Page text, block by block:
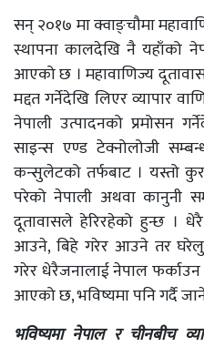
सन् २०१७ मा क्वाङ्चौमा
स्थापना कालदेखि नै यहाँको
आएको छ । महावाणिज्य
मद्दत गर्नेदेखि लिएर व्यापार
नेपाली उत्पादनको प्रमोसन
साइन्स एण्ड टेक्नोलोजी
कन्सुलेटको तर्फबाट । यस्तो
परेको नेपाली अथवा कानुनी
दूतावासले हेरिरहेको हुन्छ ।
आउने, बिहे गरेर आउने तर घरेलु
गरेर धेरैजनालाई नेपाल फर्काउन
आएको छ, भविष्यमा पनि गर्दै
भविष्यमा नेपाल र चीनबीच